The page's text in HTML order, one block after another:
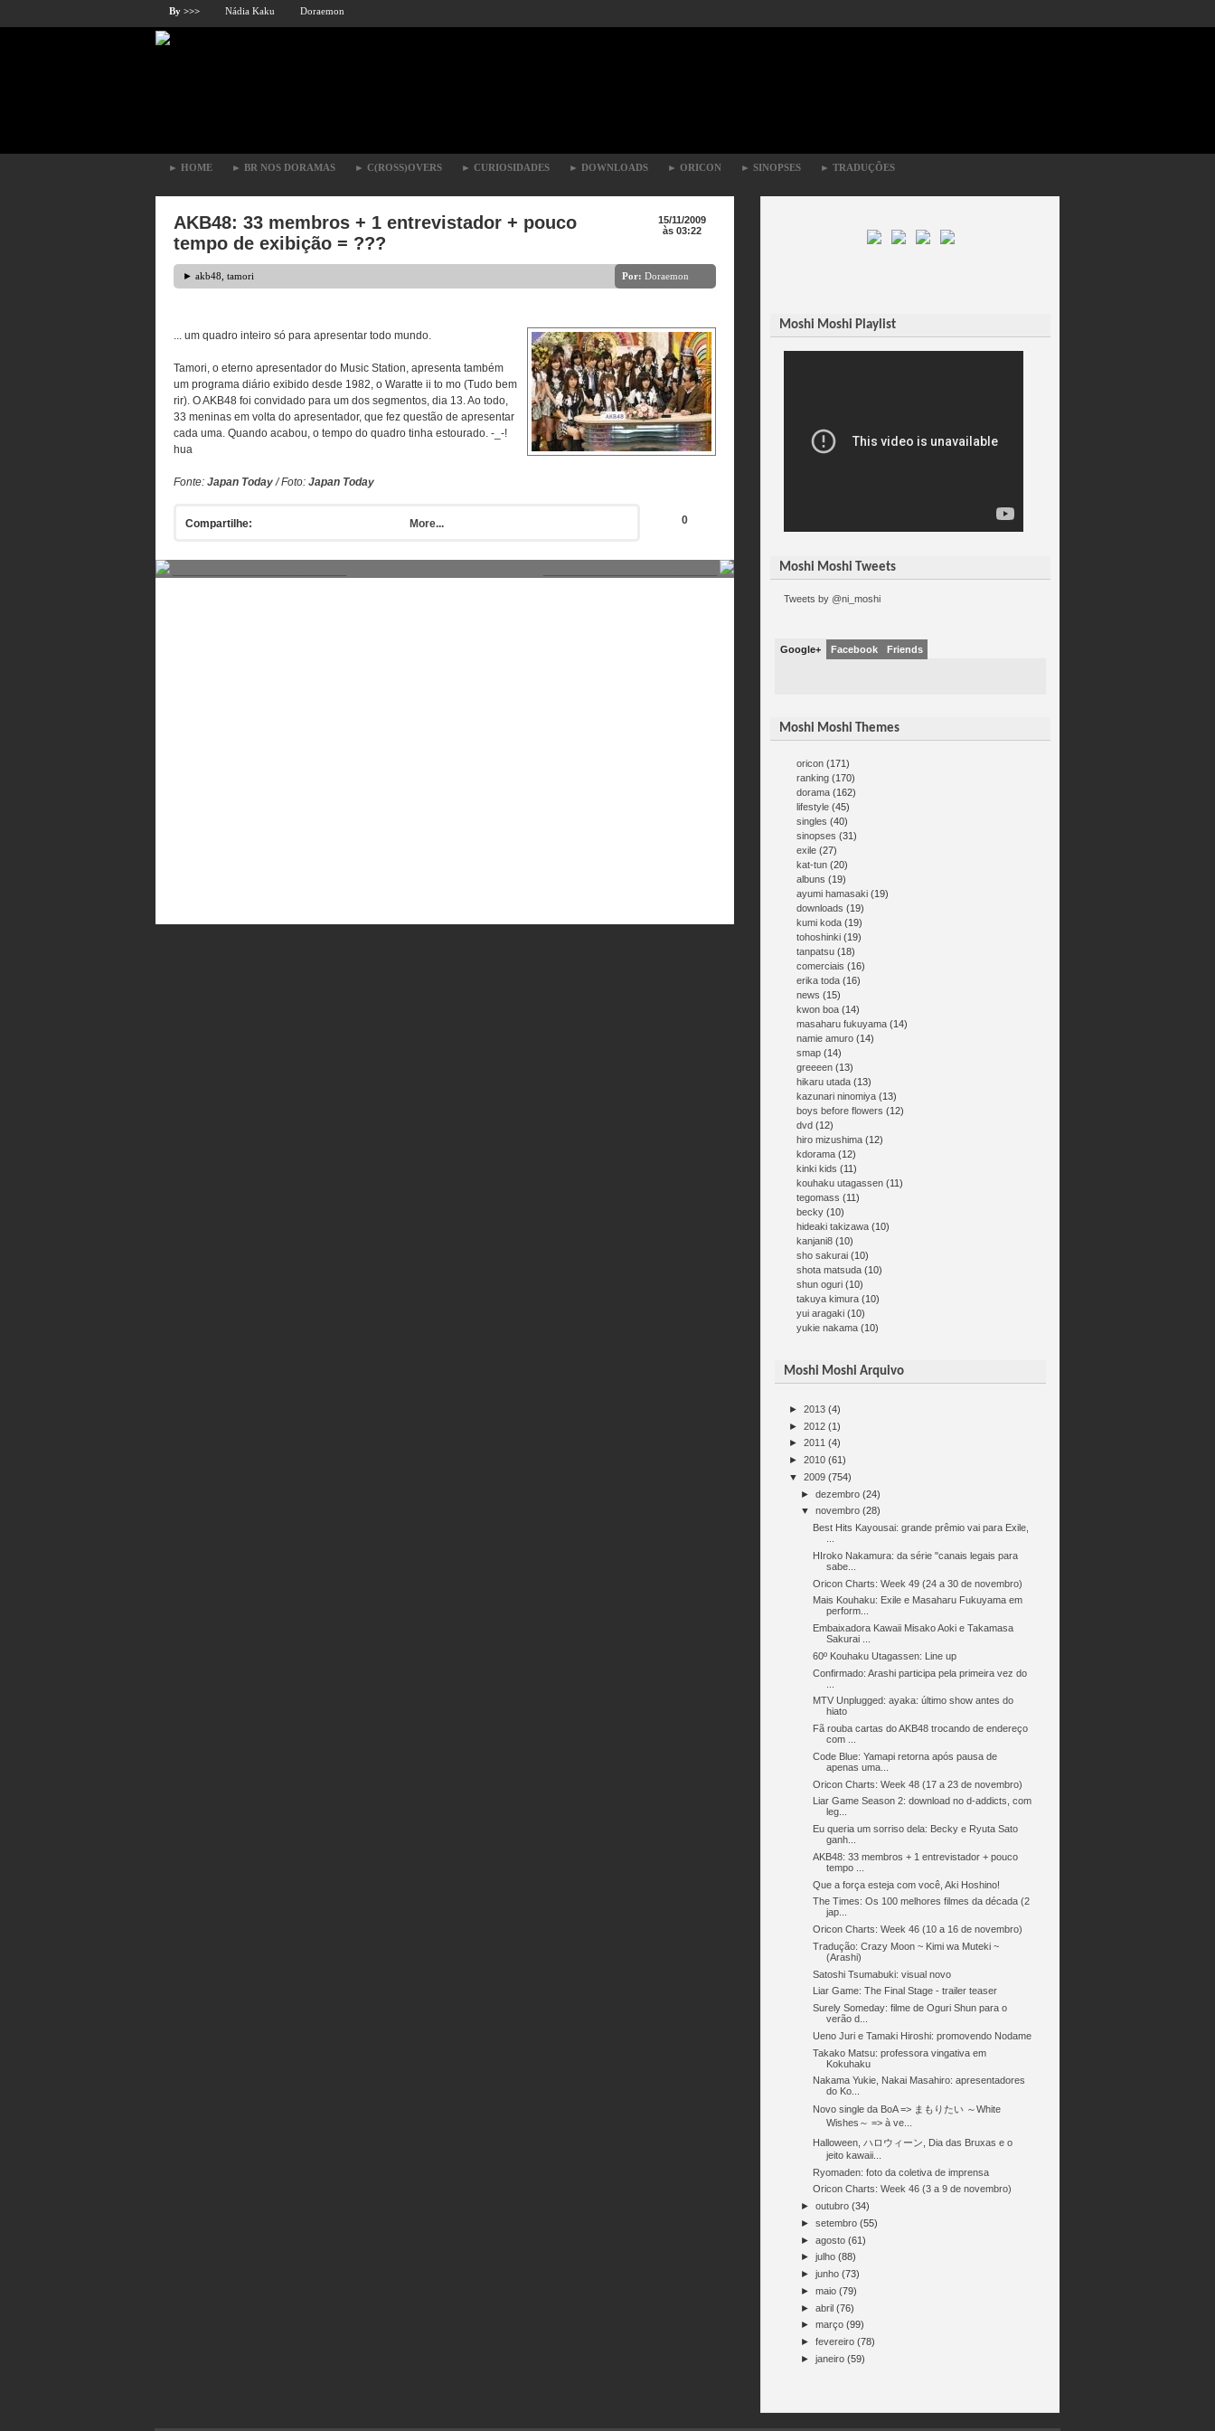
By >>> Nádia Kaku Doraemon
► HOME ► BR NOS DORAMAS ► C(ROSS)OVERS ► CURIOSIDADES ► DOWNLOADS ► ORICON ► SINOPSES ► TRADUÇÕES
AKB48: 33 membros + 1 entrevistador + pouco
tempo de exibição = ???
15/11/2009
às 03:22
► akb48 tamori Por: Doraemon
... um quadro inteiro só para apresentar todo mundo.
Tamori, o eterno apresentador do Music Station, apresenta também
um programa diário exibido desde 1982, o Waratte ii to mo (Tudo bem
rir). O AKB48 foi convidado para um dos segmentos, dia 13. Ao todo,
33 meninas em volta do apresentador, que fez questão de apresentar
cada uma. Quando acabou, o tempo do quadro tinha estourado. -_-!
hua
Fonte: Japan Today/ Foto: Japan Today
Compartilhe: More... 0
Moshi Moshi Playlist
Moshi Moshi Tweets
Tweets by @ni_moshi
Google+ Facebook Friends
Moshi Moshi Themes
oricon (171)
ranking (170)
dorama (162)
lifestyle (45)
singles (40)
sinopses (31)
exile (27)
kat-tun (20)
albuns (19)
ayumi hamasaki (19)
downloads (19)
kumi koda (19)
tohoshinki (19)
tanpatsu (18)
comerciais (16)
erika toda (16)
news (15)
kwon boa (14)
masaharu fukuyama (14)
namie amuro (14)
smap (14)
greeeen (13)
hikaru utada (13)
kazunari ninomiya (13)
boys before flowers (12)
dvd (12)
hiro mizushima (12)
kdorama (12)
kinki kids (11)
kouhaku utagassen (11)
tegomass (11)
becky (10)
hideaki takizawa (10)
kanjani8 (10)
sho sakurai (10)
shota matsuda (10)
shun oguri (10)
takuya kimura (10)
yui aragaki (10)
yukie nakama (10)
Moshi Moshi Arquivo
► 2013 (4)
► 2012 (1)
► 2011 (4)
► 2010 (61)
▼ 2009 (754)
►dezembro (24)
▼novembro (28)
Best Hits Kayousai: grande prêmio vai para Exile,
HIroko Nakamura: da série "canais legais para
sabe...
Oricon Charts: Week 49 (24 a 30 de novembro)
Mais Kouhaku: Exile e Masaharu Fukuyama em
perform...
Embaixadora Kawaii Misako Aoki e Takamasa
Sakurai ...
60º Kouhaku Utagassen: Line up
Confirmado: Arashi participa pela primeira vez do
MTV Unplugged: ayaka: último show antes do
hiato
Fã rouba cartas do AKB48 trocando de endereço
com ...
Code Blue: Yamapi retorna após pausa de
apenas uma...
Oricon Charts: Week 48 (17 a 23 de novembro)
Liar Game Season 2: download no d-addicts, com
leg...
Eu queria um sorriso dela: Becky e Ryuta Sato
ganh...
AKB48: 33 membros + 1 entrevistador + pouco
tempo ...
Que a força esteja com você, Aki Hoshino!
The Times: Os 100 melhores filmes da década (2
jap...
Oricon Charts: Week 46 (10 a 16 de novembro)
Tradução: Crazy Moon ~ Kimi wa Muteki ~
(Arashi)
Satoshi Tsumabuki: visual novo
Liar Game: The Final Stage - trailer teaser
Surely Someday: filme de Oguri Shun para o
verão d...
Ueno Juri e Tamaki Hiroshi: promovendo Nodame
Takako Matsu: professora vingativa em
Kokuhaku
Nakama Yukie, Nakai Masahiro: apresentadores
do Ko...
Novo single da BoA => まもりたい ～White
Wishes～ => à ve...
Halloween, ハロウィーン, Dia das Bruxas e o
jeito kawaii...
Ryomaden: foto da coletiva de imprensa
Oricon Charts: Week 46 (3 a 9 de novembro)
►outubro (34)
►setembro (55)
►agosto (61)
►julho (88)
►junho (73)
►maio (79)
►abril (76)
►março (99)
►fevereiro (78)
►janeiro (59)